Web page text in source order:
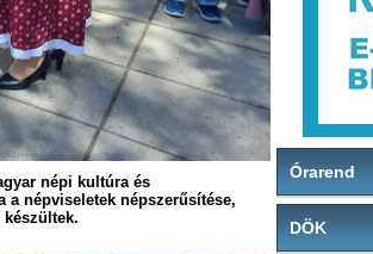
népi kultúra és
a népviseletek népszerűsítése,
Órarend
DÖK